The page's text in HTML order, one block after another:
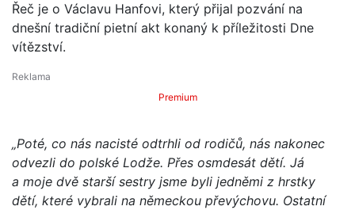
Řeč je o Václavu Hanfovi, který přijal pozvání na
dnešní tradiční pietní akt konaný k příležitosti Dne
vítězství.
Premium
„Poté, co nás nacisté odtrhli od rodičů, nás nakonec
odvezli do polské Lodže. Přes osmdesát dětí. Já
a moje dvě starší sestry jsme byli jedněmi z hrstky
dětí, které vybrali na německou převýchovu. Ostatní